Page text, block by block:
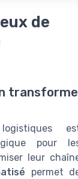
de
transforme
pour
leur
permet